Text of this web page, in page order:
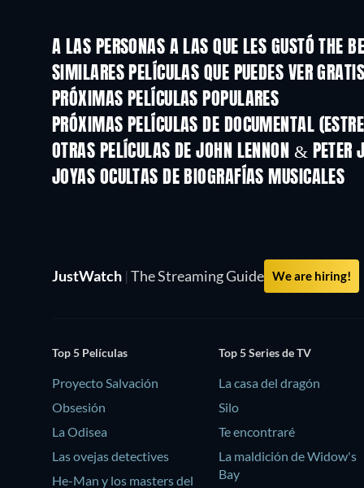
A LAS PERSONAS A LAS QUE LES GUSTÓ THE
SIMILARES PELÍCULAS QUE PUEDES VER
PRÓXIMAS PELÍCULAS POPULARES
PRÓXIMAS PELÍCULAS DE DOCUMENTAL
OTRAS PELÍCULAS DE JOHN LENNON & PETER
JOYAS OCULTAS DE BIOGRAFÍAS MUSICALES
JustWatch | The Streaming Guide We are hiring!
Top 5 Películas
Proyecto Salvación
Obsesión
La Odisea
Las ovejas detectives
He-Man y los masters del
Top 5 Series de TV
La casa del dragón
Silo
Te encontraré
La maldición de Widow's
Bay